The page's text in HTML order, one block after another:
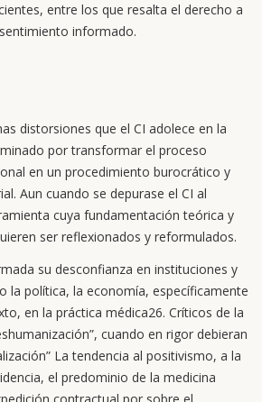
entre los que resalta el derecho a
informado.
distorsiones que el CI adolece en la
por transformar el proceso
en un procedimiento burocrático y
Aun cuando se depurase el CI al
cuya fundamentación teórica y
ser reflexionados y reformulados.
su desconfianza en instituciones y
la política, la economía, específicamente
en la práctica médica26. Críticos de la
cuando en rigor debieran
La tendencia al positivismo, a la
el predominio de la medicina